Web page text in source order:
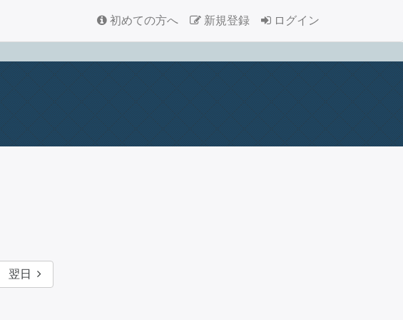
初めての方へ 新規登録 ログイン
翌日